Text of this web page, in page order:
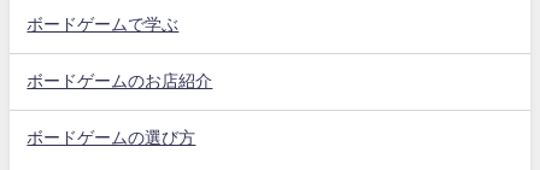
ボードゲームで学ぶ
ボードゲームのお店紹介
ボードゲームの選び方